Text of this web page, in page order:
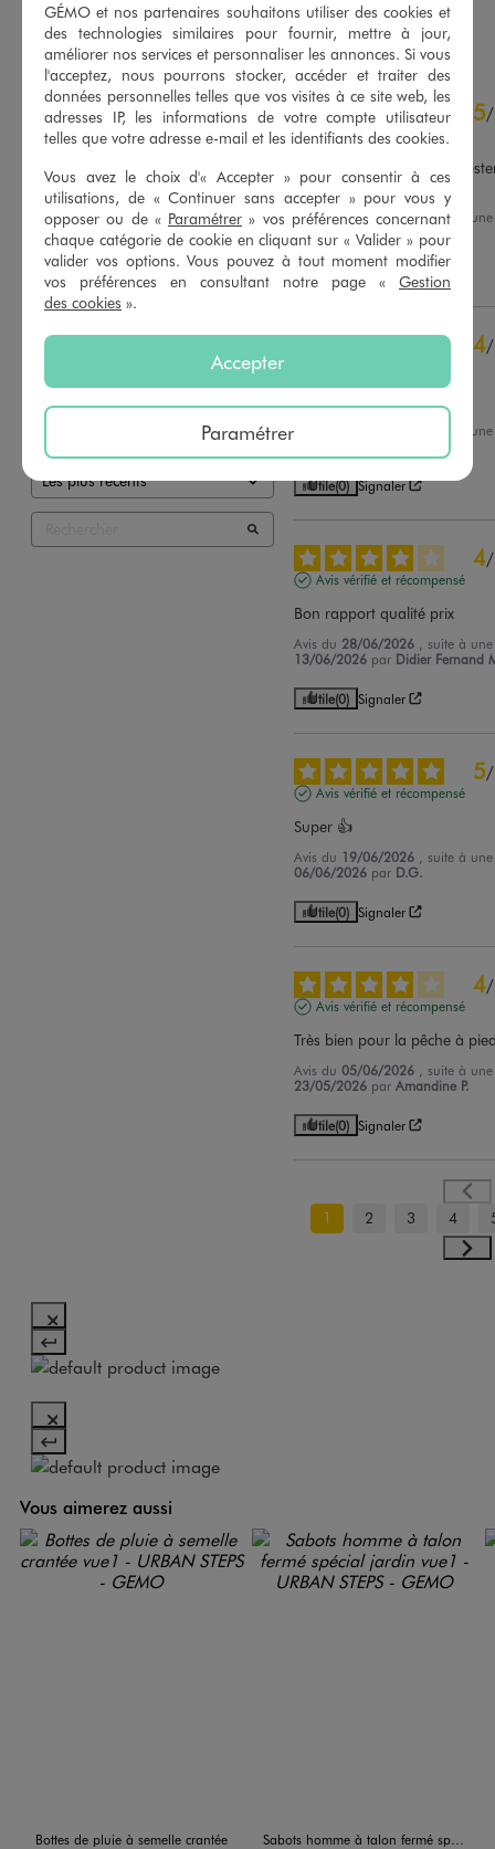
AJOUTERAU PANIER AJOUTERAU PANIER
4.6/5
Basé sur 220 avis soumis à un
contrôle
Voir tous les avis sur ce site
5étoiles
0
5/
Avis vérifié et récompensé
Bonne qualité. Les pieds
Je recommande
Avis du07/08/2026 , suite à
25/07/2026 par
Utile(0) Signaler
4/
, suite à
Utile(0) Signaler
4/
Avis vérifié et récompensé
Bon rapport qualité prix
Avis du 28/06/2026
, suite à
13/06/2026 par Didier Fernand
Utile(0) Signaler
5/
Avis vérifié et récompensé
Super 👍
Avis du 19/06/2026
, suite à
06/06/2026 par D.G.
Utile(0) Signaler
4/
Avis vérifié et récompensé
Très bien pour la pêche à
Avis du05/06/2026
, suite à
23/05/2026 parAmandine P.
Utile(0) Signaler
1 2 3 4
Vous aimerez aussi
Bottes de pluie à semelle crantée Sabots homme à talon fermé spécial jardin
GÉMO et nos partenaires souhaitons utiliser des cookies et
des technologies similaires pour fournir, mettre à jour,
améliorer nos services et personnaliser les annonces. Si vous
l'acceptez, nous pourrons stocker, accéder et traiter des
données personnelles telles que vos visites à ce site web, les
adresses IP, les informations de votre compte utilisateur
telles que votre adresse e-mail et les identifiants des cookies.
Vous avez le choix d'« Accepter » pour consentir à ces
utilisations, de « Continuer sans accepter » pour vous y
opposer ou de « Paramétrer » vos préférences concernant
chaque catégorie de cookie en cliquant sur « Valider » pour
valider vos options. Vous pouvez à tout moment modifier
vos préférences en consultant notre page « Gestion
des cookies ».
Accepter
Paramétrer